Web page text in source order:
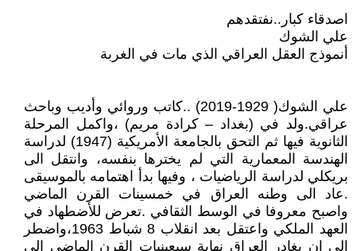
اصدقاء كبار..نفتقدهم
علي الشوك
أنموذج العقل العراقي الذي مات في الغربة
علي الشوك( 1929-2019) ..كاتب وروائي وأديب وباحث
عراقي.ولد في (بغداد – كرادة مريم) ،واكمل المرحلة
الثانوية فيها ثم التحق بالجامعة الأمريكية (1947) لدراسة
الهندسة المعمارية التي لم يخترها بنفسه، وانتقل الى
بريكلي لدراسة الرياضيات ، وفيها بدأ اهتمامه بالموسيقى
.عاد الى وطنه العراق في خمسينات القرن الماضي
واصبح معروفا في الوسط الثقافي .تعرض للأضطهاد في
العهد الملكي واعتقل بعد انقلاب 8 شباط 1963،واضطر
الى ان يغادر العراق نهاية سبعينيات القرن الماضي إلى